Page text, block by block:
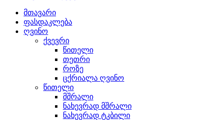
მთავარი
ფასდაკლება
ღვინო
ქვევრი
წითელი
თეთრი
როზე
ცქრიალა ღვინო
წითელი
მშრალი
ნახევრად მშრალი
ნახევრად ტკბილი